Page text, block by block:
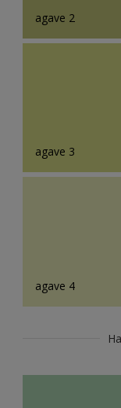
agave 2
agave 3
agave 4